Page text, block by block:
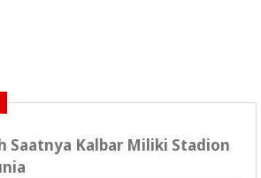
Saatnya Kalbar Miliki Stadion